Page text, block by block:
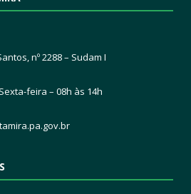
nº 2288 – Sudam I
feira – 08h às 14h
gov.br